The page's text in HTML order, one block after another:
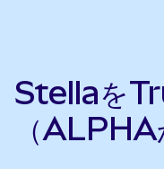
Stellaを
（ALPHA